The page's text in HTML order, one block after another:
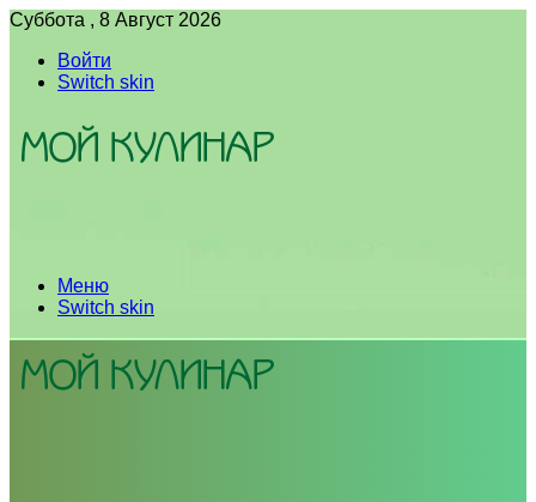
Суббота , 8 Август 2026
Войти
Switch skin
Меню
Switch skin